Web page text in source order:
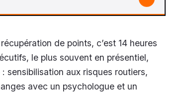
de points, c’est 14 heures
le plus souvent en présentiel,
sensibilisation aux risques routiers,
avec un psychologue et un